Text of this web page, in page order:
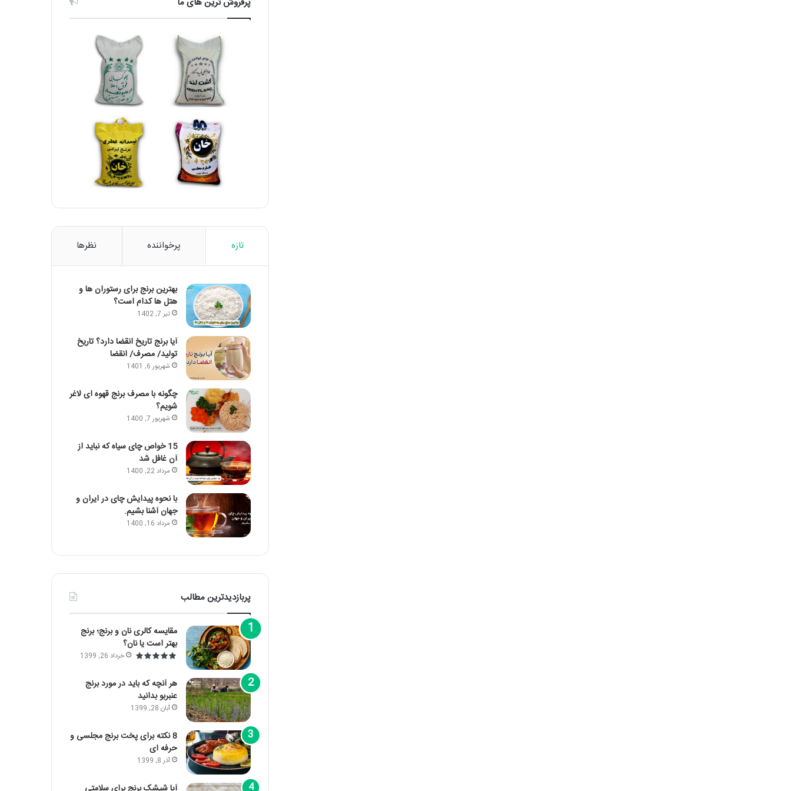
تازه پرخواننده نظرها
بهترین برنج برای رستوران ها و
هتل ها کدام است؟
تیر 7, 1402
آیا برنج تاریخ انقضا دارد؟ تاریخ
تولید/ مصرف/ انقضا
شهریور 6, 1401
چگونه با مصرف برنج قهوه ای لاغر
شویم؟
شهریور 7, 1400
15 خواص چای سیاه که نباید از
آن غافل شد
مرداد 22, 1400
با نحوه پیدایش چای در ایران و
جهان آشنا بشیم.
مرداد 16, 1400
پربازدیدترین مطالب
مقایسه کالری نان و برنج؛ برنج
بهتر است یا نان؟
خرداد 26, 1399
هر آنچه که باید در مورد برنج
عنبربو بدانید
آبان 28, 1399
8 نکته برای پخت برنج مجلسی و
حرفه ای
آذر 8, 1399